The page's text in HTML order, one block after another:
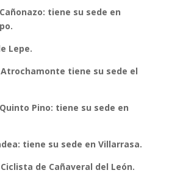
tiene su sede en
Lepe.
tiene su sede el
Pino: tiene su sede en
tiene su sede en Villarrasa.
de Cañaveral del León.